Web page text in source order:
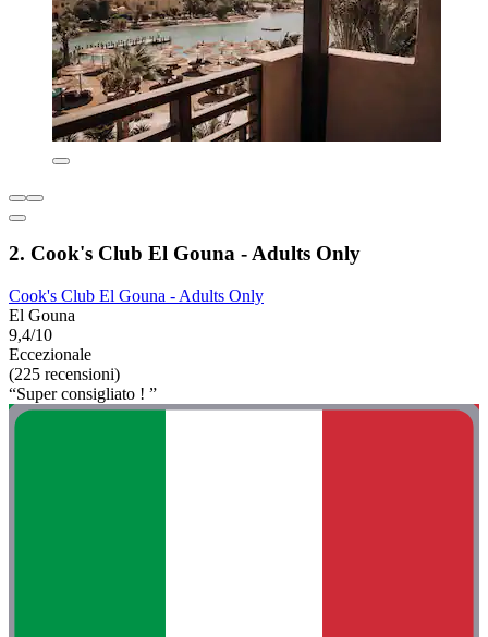
2. Cook's Club El Gouna - Adults Only
Cook's Club El Gouna - Adults Only
El Gouna
9,4/10
Eccezionale
(225 recensioni)
“Super consigliato ! ”